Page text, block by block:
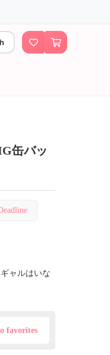
缶バッ
ャルはいな
favorites